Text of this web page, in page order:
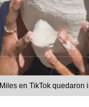
Miles en TikTok quedaron